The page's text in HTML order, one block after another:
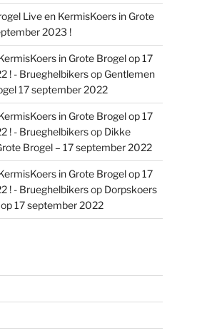
Live en KermisKoers in Grote
2023 !
in Grote Brogel op 17
! - Brueghelbikersop Gentlemen
17 september 2022
in Grote Brogel op 17
! - Brueghelbikersop Dikke
Brogel – 17 september 2022
in Grote Brogel op 17
! - Brueghelbikersop Dorpskoers
17 september 2022